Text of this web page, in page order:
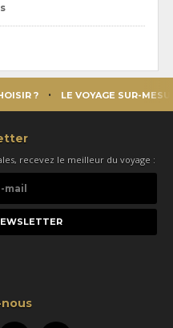
? LE VOYAGE SUR-
recevez le meilleur du voyage :